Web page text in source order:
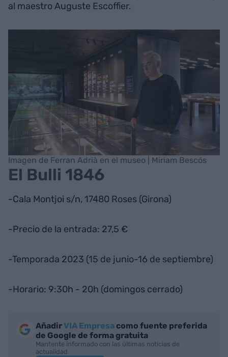
al maestro Auguste Escoffier.
Imagen de Ferran Adrià en el museo | Miriam Bescós
El Bulli 1846
-Cala Montjoi s/n, 17480 Roses (Girona)
-Precio de la entrada: 27,5 €
-Temporada 2023 (15 de junio-16 de septiembre)
-Horario: 9:30h - 20h (domingos cerrado)
AñadirVIA Empresa como fuente preferida
de Google de forma gratuita
Mantente informado con las últimas noticias de
actualidad